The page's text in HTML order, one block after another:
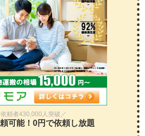
頼者430,000人突破／
可能！0円で依頼し放題